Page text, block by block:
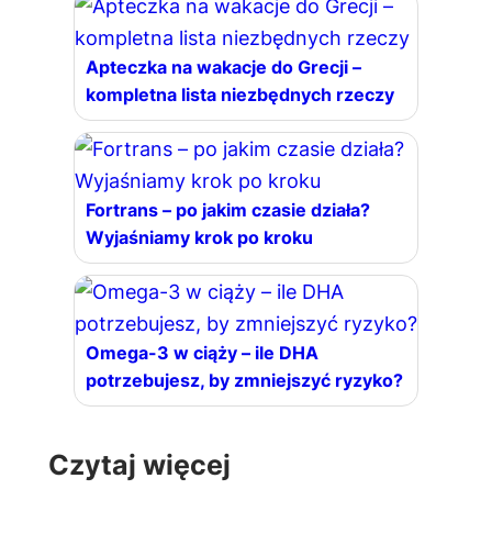
Apteczka na wakacje do Grecji –
kompletna lista niezbędnych rzeczy
Fortrans – po jakim czasie działa?
Wyjaśniamy krok po kroku
Omega-3 w ciąży – ile DHA
potrzebujesz, by zmniejszyć ryzyko?
Czytaj więcej